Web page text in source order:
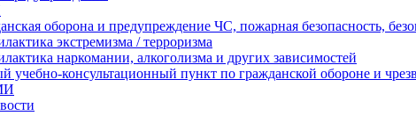
оборона и предупреждение ЧС, пожарная безопасность,
экстремизма / терроризма
наркомании, алкоголизма и других зависимостей
учебно-консультационный пункт по гражданской обороне и